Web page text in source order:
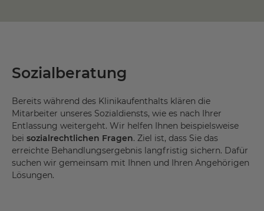
Sozialberatung
Bereits während des Klinikaufenthalts klären die
Mitarbeiter unseres Sozialdiensts, wie es nach Ihrer
Entlassung weitergeht. Wir helfen Ihnen beispielsweise
bei sozialrechtlichen Fragen. Ziel ist, dass Sie das
erreichte Behandlungsergebnis langfristig sichern. Dafür
suchen wir gemeinsam mit Ihnen und Ihren Angehörigen
Lösungen.